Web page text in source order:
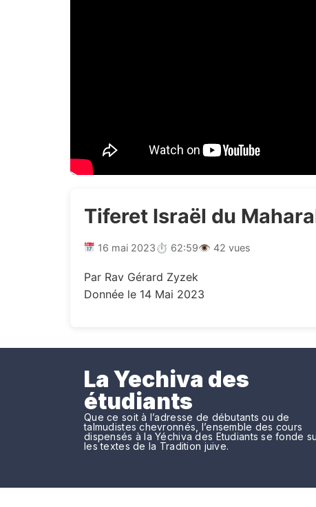
Tiferet Israël du
16 mai 2023⏱ 62:59👁 42 vues
Par Rav Gérard Zyzek
Donnée le 14 Mai 2023
La Yechiva des
étudiants
Que ce soit à l’adresse de débutants ou de
talmudistes chevronnés, l’ensemble des cours
dispensés à la Yéchiva des Etudiants se fonde
les textes de la Tradition juive.